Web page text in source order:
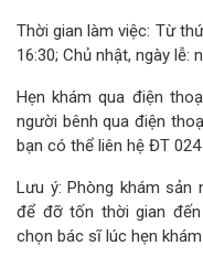
Thời gian làm việc: Từ
16:30; Chủ nhật, ngày lễ:
Hẹn khám qua điện
người bênh qua điện
bạn có thể liên hệ ĐT
Lưu ý: Phòng khám sản
để đỡ tốn thời gian
chọn bác sĩ lúc hẹn khám.